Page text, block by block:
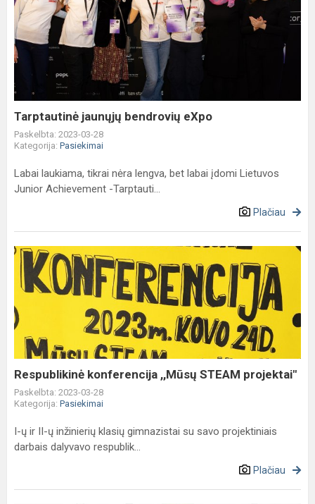
jaunųjų
bendrovių
eXpo
Tarptautinė jaunųjų bendrovių eXpo
Paskelbta: 2023-03-28
Kategorija: Pasiekimai
Labai laukiama, tikrai nėra lengva, bet labai įdomi Lietuvos
Junior Achievement -Tarptauti...
Plačiau
Respublikinė
konferencija
,,Mūsų
STEAM
projektai"
Respublikinė konferencija ,,Mūsų STEAM projektai"
Paskelbta: 2023-03-28
Kategorija: Pasiekimai
I-ų ir II-ų inžinierių klasių gimnazistai su savo projektiniais
darbais dalyvavo respublik...
Plačiau